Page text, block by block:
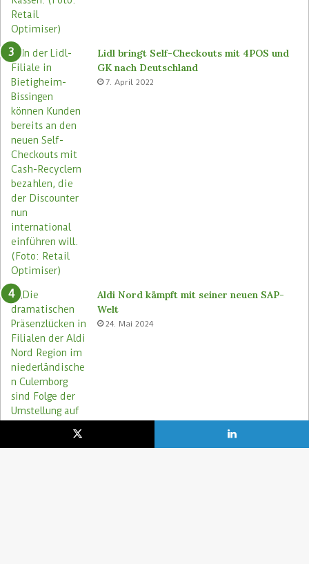
Lidl bringt Self-Checkouts mit 4POS und
GK nach Deutschland
7. April 2022
Aldi Nord kämpft mit seiner neuen SAP-
Welt
24. Mai 2024